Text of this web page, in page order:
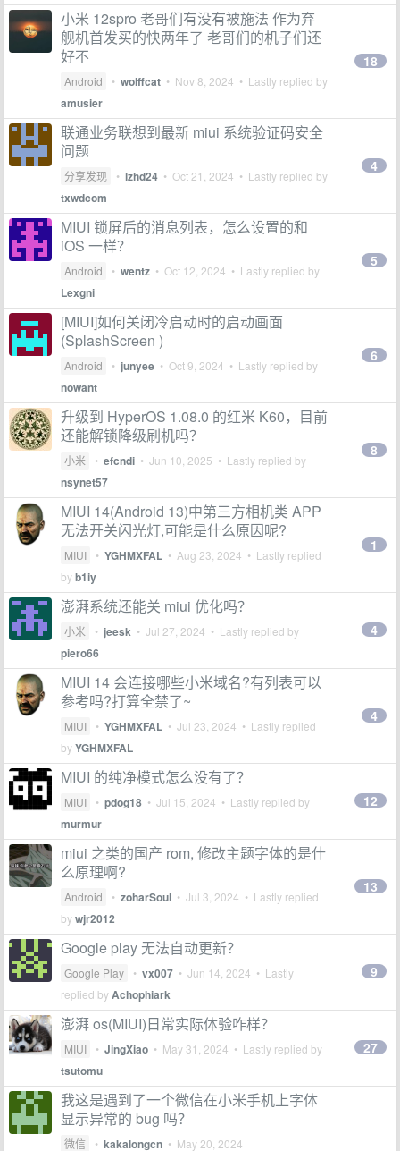
小米 12spro 老哥们有没有被施法 作为弃
舰机首发买的快两年了 老哥们的机子们还
好不
Android • wolffcat • Nov 8, 2024 • Lastly replied by
amusier
18
联通业务联想到最新 miui 系统验证码安全
问题
分享发现 • lzhd24 • Oct 21, 2024 • Lastly replied by
txwdcom
4
MIUI 锁屏后的消息列表，怎么设置的和
iOS 一样？
Android • wentz • Oct 12, 2024 • Lastly replied by
Lexgni
5
[MIUI]如何关闭冷启动时的启动画面
(SplashScreen )
Android • junyee • Oct 9, 2024 • Lastly replied by
nowant
6
升级到 HyperOS 1.08.0 的红米 K60，目前
还能解锁降级刷机吗？
小米 • efcndi • Jun 10, 2025 • Lastly replied by
nsynet57
8
MIUI 14(Android 13)中第三方相机类 APP
无法开关闪光灯,可能是什么原因呢?
MIUI • YGHMXFAL • Aug 23, 2024 • Lastly replied
byb1iy
1
澎湃系统还能关 miui 优化吗？
小米 • jeesk • Jul 27, 2024 • Lastly replied by
piero66
4
MIUI 14 会连接哪些小米域名?有列表可以
参考吗?打算全禁了~
MIUI • YGHMXFAL • Jul 23, 2024 • Lastly replied
byYGHMXFAL
4
MIUI 的纯净模式怎么没有了？
MIUI • pdog18 • Jul 15, 2024 • Lastly replied by
murmur
12
miui 之类的国产 rom, 修改主题字体的是什
么原理啊?
Android • zoharSoul • Jul 3, 2024 • Lastly replied
bywjr2012
13
Google play 无法自动更新？
Google Play • vx007 • Jun 14, 2024 • Lastly
replied byAchophiark
9
澎湃 os(MIUI)日常实际体验咋样？
MIUI • JingXiao • May 31, 2024 • Lastly replied by
tsutomu
27
我这是遇到了一个微信在小米手机上字体
显示异常的 bug 吗？
微信 • kakalongcn • May 20, 2024